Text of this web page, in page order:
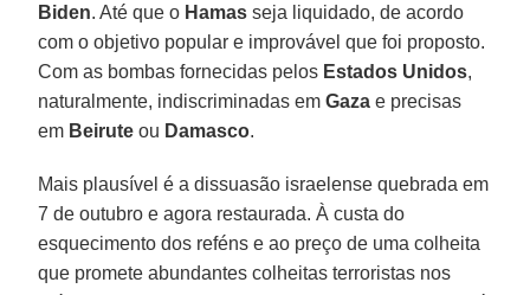
Biden. Até que o Hamas seja liquidado, de acordo
com o objetivo popular e improvável que foi proposto.
Com as bombas fornecidas pelos Estados Unidos,
naturalmente, indiscriminadas emGaza e precisas
em Beirute ou Damasco.
Mais plausível é a dissuasão israelense quebrada em
7 de outubro e agora restaurada. À custa do
esquecimento dos reféns e ao preço de uma colheita
que promete abundantes colheitas terroristas nos